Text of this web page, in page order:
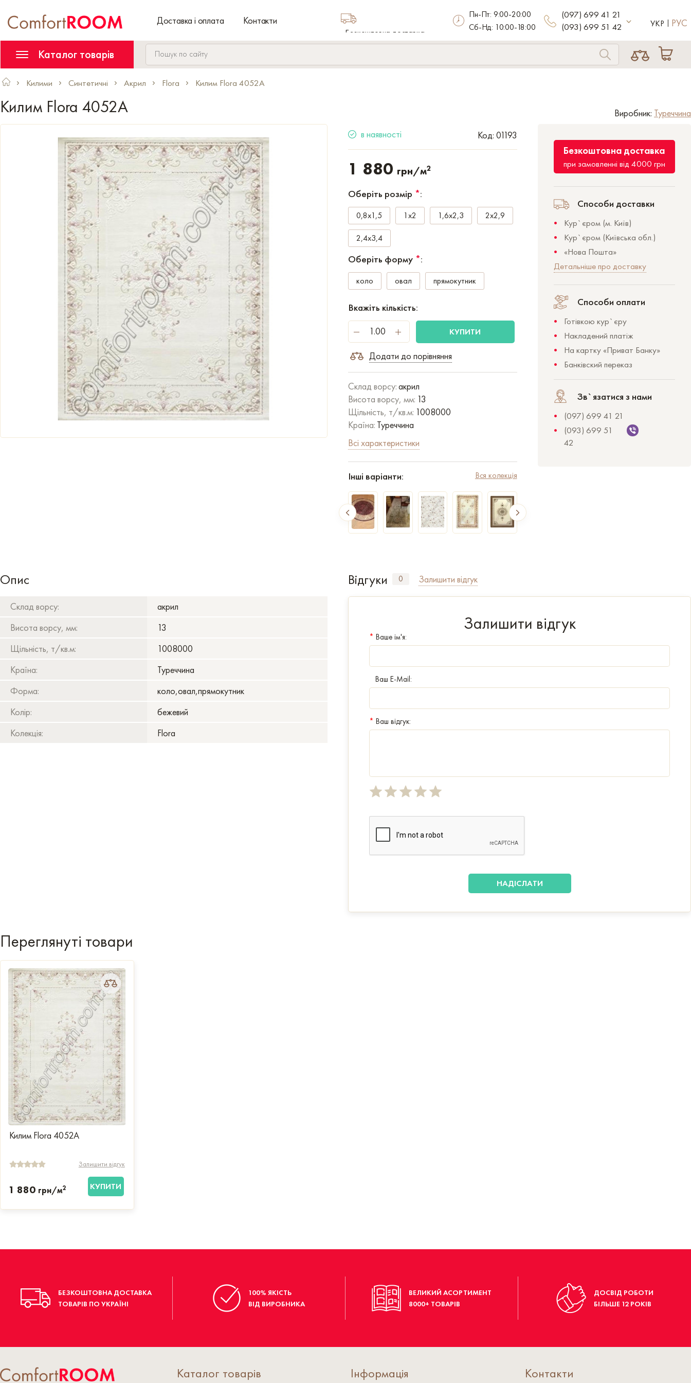
Доставка і оплата Контакти
Безкоштовна доставка
по Україні
Пн-Пт: 9:00-20:00
Сб-Нд: 10:00-18:00
(097) 699 41 21
(093) 699 51 42
УКР РУС
Каталог товарів
Килими Синтетичні Акрил Flora Килим Flora 4052A
Килим Flora 4052A Виробник: Туреччина
в наявності
Код: 01193
1 880 грн/м2
Оберіть розмір *:
0,8x1,5 1x2 1,6x2,3 2x2,9
2,4x3,4
Оберіть форму *:
коло овал прямокутник
Вкажіть кількість:
КУПИТИ
Додати до порівняння
Склад ворсу:акрил
Висота ворсу, мм: 13
Щільність, т/кв.м: 1008000
Країна: Туреччина
Всі характеристики
Інші варіанти: Вся колекція
Безкоштовна доставка
при замовленні від 4000 грн
Способи доставки
Кур`єром (м. Київ)
Кур`єром (Київська обл.)
«Нова Пошта»
Детальніше про доставку
Способи оплати
Готівкою кур`єру
Накладений платіж
На картку «Приват Банку»
Банківский переказ
Зв`язатися з нами
(097) 699 41 21
(093) 699 51
42
Опис
Склад ворсу:
акрил
Висота ворсу, мм:
13
Щільність, т/кв.м:
1008000
Країна:
Туреччина
Форма:
коло,овал,прямокутник
Колір:
бежевий
Колекція:
Flora
Відгуки 0 Залишити відгук
Залишити відгук
* Ваше ім'я:
Ваш E-Mail:
* Ваш відгук:
Переглянуті товари
Килим Flora 4052A
Залишити відгук
1 880 грн/м2 КУПИТИ
БЕЗКОШТОВНА ДОСТАВКА
ТОВАРІВ ПО УКРАЇНІ
100% ЯКІСТЬ
ВІД ВИРОБНИКА
ВЕЛИКИЙ АСОРТИМЕНТ
8000+ ТОВАРІВ
ДОСВІД РОБОТИ
БІЛЬШЕ 12 РОКІВ
Каталог товарів Інформація Контакти